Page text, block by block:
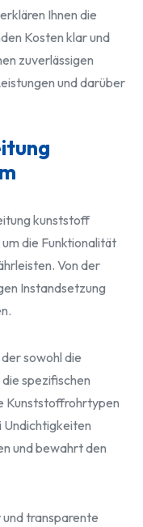
Ihnen die
Kosten klar und
zuverlässigen
und darüber
kunststoff
die Funktionalität
Von der
Instandsetzung
sowohl die
spezifischen
Kunststoffrohrtypen
Undichtigkeiten
und bewahrt den
transparente